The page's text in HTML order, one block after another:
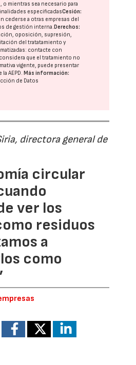
o mientras sea necesario para
especificadasCesión:
cederse a otras empresas del
de gestión interna.Derechos:
oposición, supresión,
del tratatamiento y
contacte con
que el tratamiento no
vigente, puede presentar
laAEPD.Más información:
de Datos
directora general de
circular
ver los
residuos
a
como